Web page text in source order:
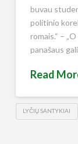
buvau
politinio
romais.“ –
panašaus
Read
LYČIŲ SANTYKIAI